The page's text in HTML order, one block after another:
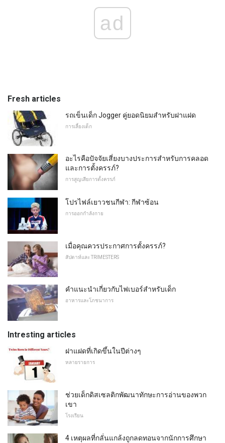
ad
Fresh articles
รถเข็นเด็ก Jogger คู่ยอดนิยมสำหรับฝาแฝด
การเลี้ยงเด็ก
อะไรคือปัจจัยเสี่ยงบางประการสำหรับการคลอด
และการตั้งครรภ์?
การสูญเสียการตั้งครรภ์
โปรไฟล์เยาวชนกีฬา: กีฬาซ้อน
การออกกำลังกาย
เมื่อคุณควรประกาศการตั้งครรภ์?
สัปดาห์และ TRIMESTERS
คำแนะนำเกี่ยวกับไฟเบอร์สำหรับเด็ก
อาหารและโภชนาการ
Intresting articles
ฝาแฝดที่เกิดขึ้นในปีต่างๆ
หลายรายการ
ช่วยเด็กดิสเซลติกพัฒนาทักษะการอ่านของพวก
เขา
โรงเรียน
4 เหตุผลที่กลั่นแกล้งถูกลดทอนจากนักการศึกษา